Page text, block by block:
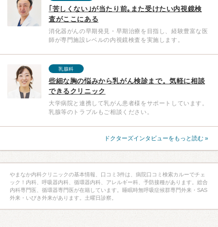
｢苦しくない｣が当たり前｡また受けたい内視鏡検
査がここにある
消化器がんの早期発見・早期治療を目指し、経験豊富な医
師が専門施設レベルの内視鏡検査を実施します。
乳腺科
些細な胸の悩みから乳がん検診まで。気軽に相談
できるクリニック
大学病院と連携して乳がん患者様をサポートしています。
乳腺等のトラブルもご相談ください。
ドクターズインタビューをもっと読む »
やまなか内科クリニックの基本情報、口コミ3件は、病院口コミ検索カルーでチェ
ック！内科、呼吸器内科、循環器内科、アレルギー科、予防接種があります。総合
内科専門医、循環器専門医が在籍しています。睡眠時無呼吸症候群専門外来・SAS
外来・いびき外来があります。土曜日診察。